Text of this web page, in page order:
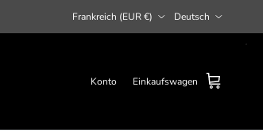
Frankreich (EUR €) Deutsch
Konto Einkaufswagen